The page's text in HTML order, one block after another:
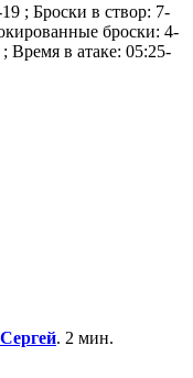
; Броски в створ: 7-
броски: 4-
в атаке: 05:25-
. 2 мин.